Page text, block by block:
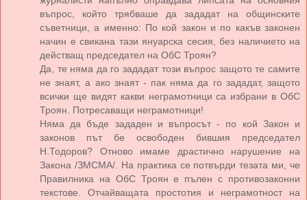
въпрос, който трябваше да зададат на общинските
съветници, а именно: По кой закон и по какъв законен
начин е свикана тази януарска сесия, без наличието на
действащ председател на ОбС Троян?
Да, те няма да го зададат този въпрос защото те самите
не знаят, а ако знаят - пак няма да го зададат, защото
всички ще видят какви неграмотници са избрани в ОбС
Троян. Потресаващи неграмотници!
Няма да бъде зададен и въпросът - по кой Закон и
законов път бе освободен бившия председател
Н.Тодоров? Отново имаме драстично нарушение на
Закона /ЗМСМА/. На практика се потвърди тезата ми, че
Правилника на ОбС Троян е пълен с противозаконни
текстове. Отчайващата простотия и неграмотност на